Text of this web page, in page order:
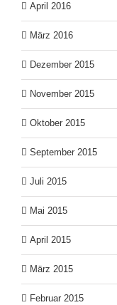
April 2016
März 2016
Dezember 2015
November 2015
Oktober 2015
September 2015
Juli 2015
Mai 2015
April 2015
März 2015
Februar 2015